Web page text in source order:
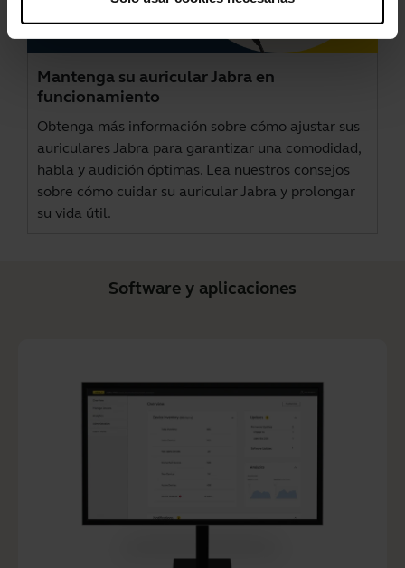
Mantenga su auricular Jabra en
funcionamiento
Obtenga más información sobre cómo ajustar sus
auriculares Jabra para garantizar una comodidad,
habla y audición óptimas. Lea nuestros consejos
sobre cómo cuidar su auricular Jabra y prolongar
su vida útil.
Software y aplicaciones